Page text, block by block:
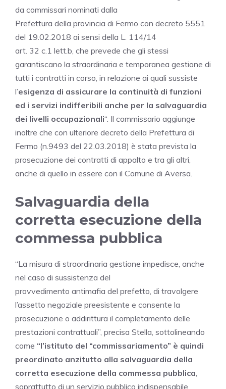
da commissari nominati dalla
Prefettura della provincia di Fermo con decreto 5551
del 19.02.2018 ai sensi della L. 114/14
art. 32 c.1 lett.b, che prevede che gli stessi
garantiscano la straordinaria e temporanea gestione di
tutti i contratti in corso, in relazione ai quali sussiste
l’esigenza di assicurare la continuità di funzioni
ed i servizi indifferibili anche per la salvaguardia
dei livelli occupazionali“. Il commissario aggiunge
inoltre che con ulteriore decreto della Prefettura di
Fermo (n.9493 del 22.03.2018) è stata prevista la
prosecuzione dei contratti di appalto e tra gli altri,
anche di quello in essere con il Comune di Aversa.
Salvaguardia della
corretta esecuzione della
commessa pubblica
“La misura di straordinaria gestione impedisce, anche
nel caso di sussistenza del
provvedimento antimafia del prefetto, di travolgere
l’assetto negoziale preesistente e consente la
prosecuzione o addirittura il completamento delle
prestazioni contrattuali”, precisa Stella, sottolineando
come “l’istituto del “commissariamento” è quindi
preordinato anzitutto alla salvaguardia della
corretta esecuzione della commessa pubblica,
soprattutto di un servizio pubblico indispensabile,